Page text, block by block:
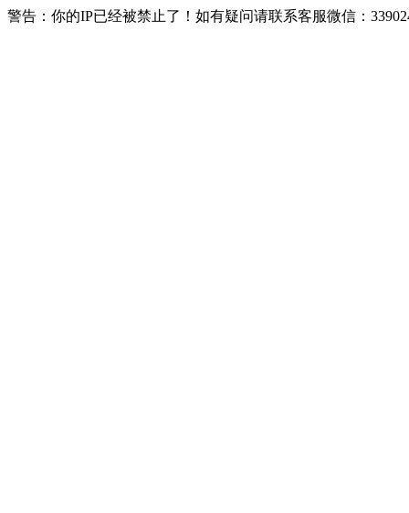
警告：你的IP已经被禁止了！如有疑问请联系客服微信：